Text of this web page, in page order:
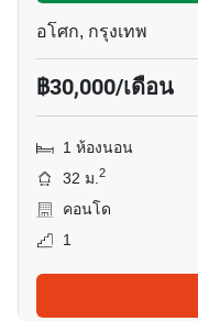
อโศก, กรุงเทพ
฿30,000/เดือน
1 ห้องนอน
32 ม.2
คอนโด
1